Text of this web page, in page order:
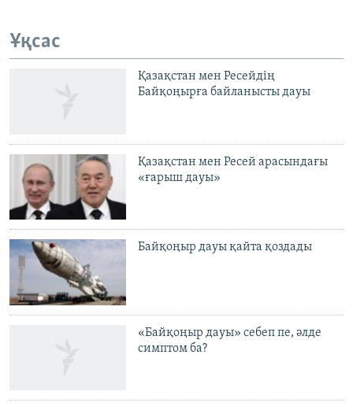
Ұқсас
Қазақстан мен Ресейдің
Байқоңырға байланысты дауы
Қазақстан мен Ресей арасындағы
«ғарыш дауы»
Байқоңыр дауы қайта қоздады
«Байқоңыр дауы» себеп пе, әлде
симптом ба?